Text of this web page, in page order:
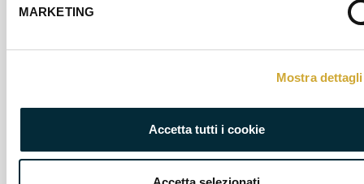
MARKETING
Mostra dettagli
Accetta tutti i cookie